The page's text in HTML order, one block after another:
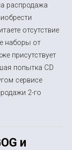
распродажа
отсутствие
наборы от
присутствует
попытка CD
сервисе
2-го
и